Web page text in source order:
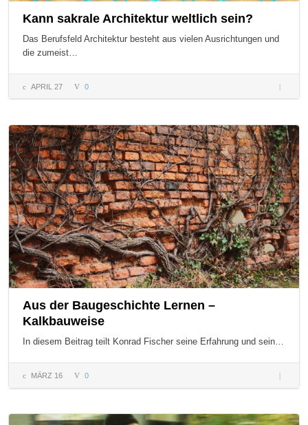
Kann sakrale Architektur weltlich sein?
Das Berufsfeld Architektur besteht aus vielen Ausrichtungen und
die zumeist…
APRIL 27 0
sakrale
weltlich
sein?
Aus der Baugeschichte Lernen –
Kalkbauweise
In diesem Beitrag teilt Konrad Fischer seine Erfahrung und sein…
MÄRZ 16 0